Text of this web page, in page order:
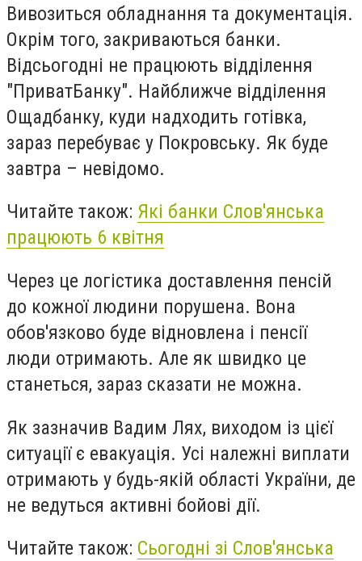
Вивозиться обладнання та документація.
Окрім того, закриваються банки.
Відсьогодні не працюють відділення
"ПриватБанку". Найближче відділення
Ощадбанку, куди надходить готівка,
зараз перебуває у Покровську. Як буде
завтра – невідомо.
Читайте також: Які банки Слов'янська
працюють 6 квітня
Через це логістика доставлення пенсій
до кожної людини порушена. Вона
обов'язково буде відновлена і пенсії
люди отримають. Але як швидко це
станеться, зараз сказати не можна.
Як зазначив Вадим Лях, виходом із цієї
ситуації є евакуація. Усі належні виплати
отримають у будь-якій області України, де
не ведуться активні бойові дії.
Читайте також: Сьогодні зі Слов'янська